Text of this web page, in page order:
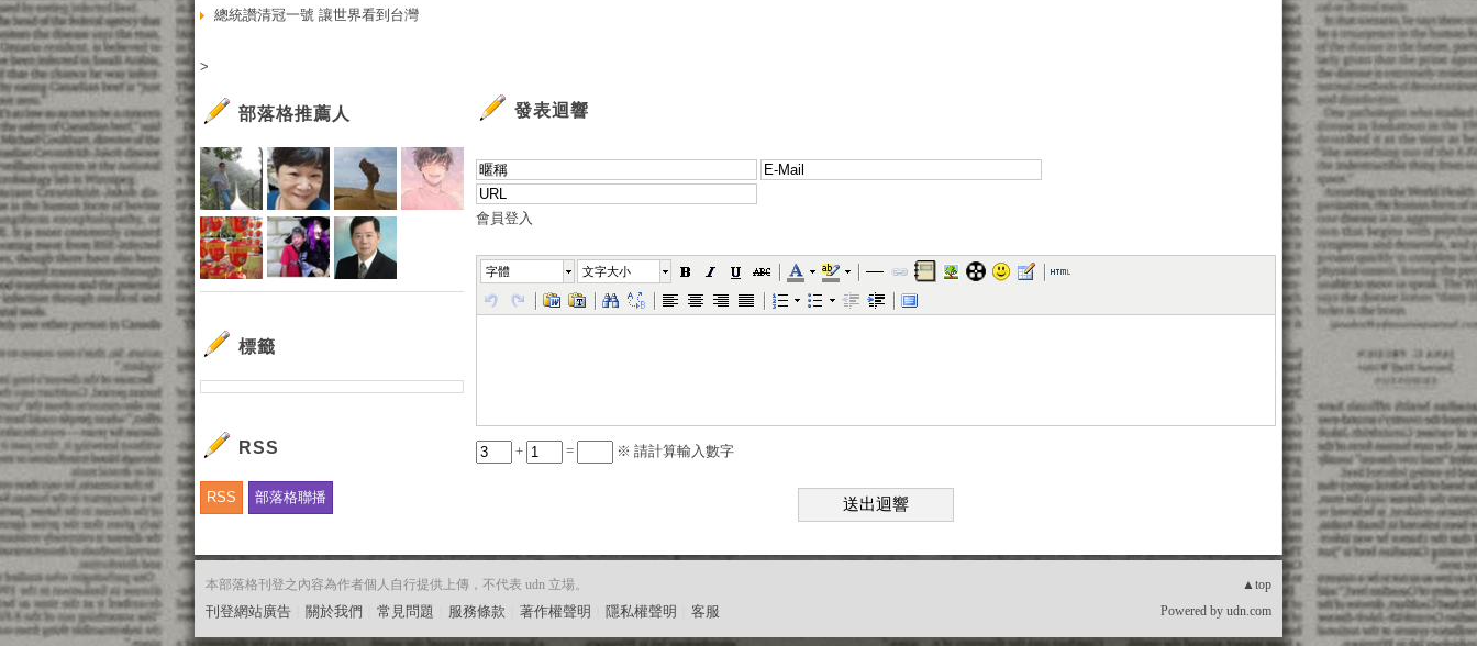
發表迴響
會員登入
字體 文字大小
+ = ※ 請計算輸入數字
送出迴響
總統讚清冠一號 讓世界看到台灣
>
部落格推薦人
標籤
RSS
RSS 部落格聯播
▲top
本部落格刊登之內容為作者個人自行提供上傳，不代表 udn 立場。
刊登網站廣告 關於我們 常見問題 服務條款 著作權聲明 隱私權聲明 客服 Powered by udn.com